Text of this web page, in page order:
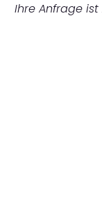
Ihre Anfrage ist